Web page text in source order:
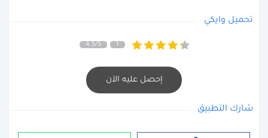
تحميل وايكي
4.5/5 1
إحصل عليه الآن
شارك التطبيق